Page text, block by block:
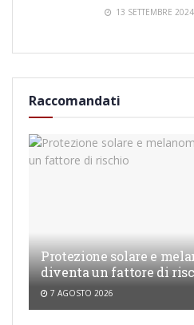
13 SETTEMBRE 2024
Raccomandati
Protezione solare e
diventa un fattore di
7 AGOSTO 2026